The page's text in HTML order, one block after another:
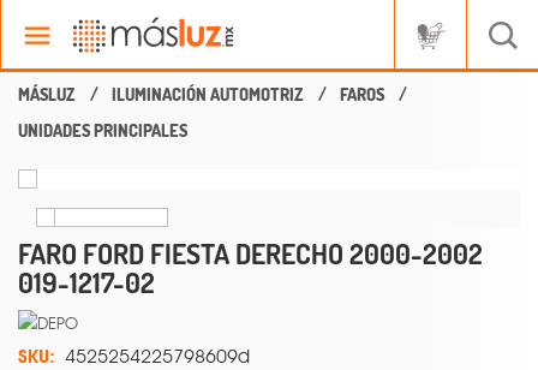
ILUMINACIÓN AUTOMOTRIZ
FAROS
UNIDADES PRINCIPALES
FARO FORD FIESTA DERECHO 2000-2002
019-1217-02
SKU: 4525254225798609d